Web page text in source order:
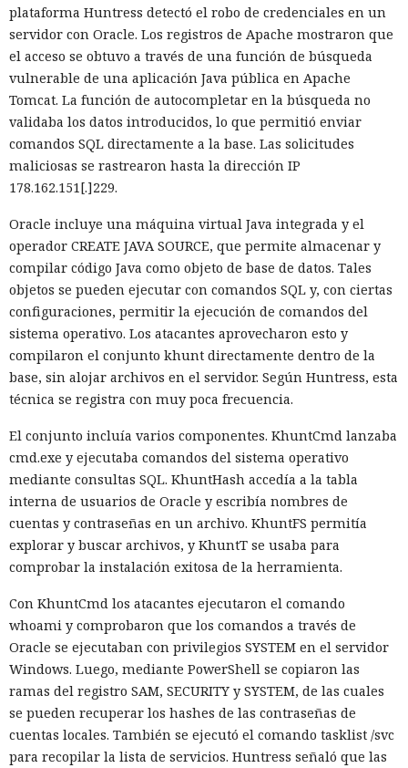
plataforma Huntress detectó el robo de credenciales en un
servidor con Oracle. Los registros de Apache mostraron que
el acceso se obtuvo a través de una función de búsqueda
vulnerable de una aplicación Java pública en Apache
Tomcat. La función de autocompletar en la búsqueda no
validaba los datos introducidos, lo que permitió enviar
comandos SQL directamente a la base. Las solicitudes
maliciosas se rastrearon hasta la dirección IP
178.162.151[.]229.
Oracle incluye una máquina virtual Java integrada y el
operador CREATE JAVA SOURCE, que permite almacenar y
compilar código Java como objeto de base de datos. Tales
objetos se pueden ejecutar con comandos SQL y, con ciertas
configuraciones, permitir la ejecución de comandos del
sistema operativo. Los atacantes aprovecharon esto y
compilaron el conjunto khunt directamente dentro de la
base, sin alojar archivos en el servidor. Según Huntress, esta
técnica se registra con muy poca frecuencia.
El conjunto incluía varios componentes. KhuntCmd lanzaba
cmd.exe y ejecutaba comandos del sistema operativo
mediante consultas SQL. KhuntHash accedía a la tabla
interna de usuarios de Oracle y escribía nombres de
cuentas y contraseñas en un archivo. KhuntFS permitía
explorar y buscar archivos, y KhuntT se usaba para
comprobar la instalación exitosa de la herramienta.
Con KhuntCmd los atacantes ejecutaron el comando
whoami y comprobaron que los comandos a través de
Oracle se ejecutaban con privilegios SYSTEM en el servidor
Windows. Luego, mediante PowerShell se copiaron las
ramas del registro SAM, SECURITY y SYSTEM, de las cuales
se pueden recuperar los hashes de las contraseñas de
cuentas locales. También se ejecutó el comando tasklist /svc
para recopilar la lista de servicios. Huntress señaló que las